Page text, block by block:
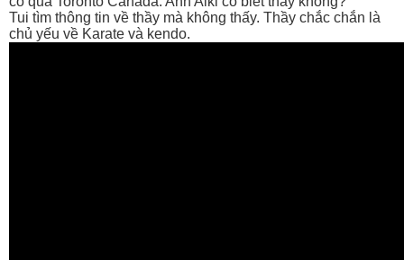
Tui tìm thông tin về thầy mà không thấy. Thầy chắc chắn là
chủ yếu về Karate và kendo.